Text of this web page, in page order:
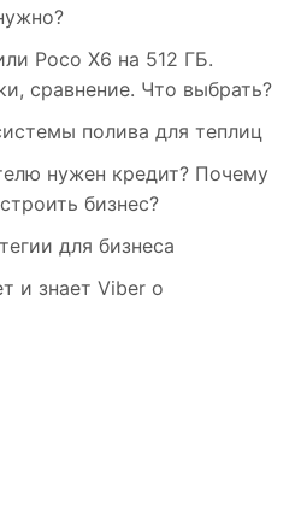
Poco X6 на 512 ГБ.
сравнение. Что выбрать?
полива для теплиц
нужен кредит? Почему
бизнес?
для бизнеса
и знает Viber о